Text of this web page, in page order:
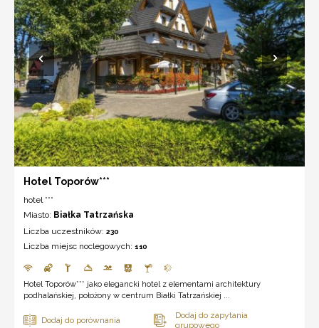
Hotel Toporów***
hotel ***
Miasto: Białka Tatrzańska
Liczba uczestników: 230
Liczba miejsc noclegowych: 110
Hotel Toporów*** jako elegancki hotel z elementami architektury
podhalańskiej, położony w centrum Białki Tatrzańskiej ...